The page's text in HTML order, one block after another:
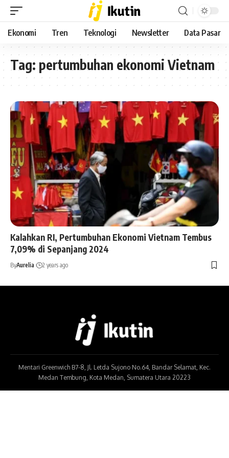
Ekonomi Tren Teknologi Newsletter Data Pasar
Tag: pertumbuhan ekonomi Vietnam
Kalahkan RI, Pertumbuhan Ekonomi Vietnam Tembus
7,09% di Sepanjang 2024
ByAurelia 2 years ago
Mentari Greenwich B7-8, Jl. Letda Sujono No.64, Bandar Selamat, Kec.
Medan Tembung, Kota Medan, Sumatera Utara 20223